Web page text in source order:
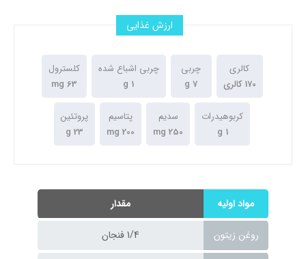
ارزش غذایی
کالری
170 کالری
چربی
7 g
چربی اشباع شده
1 g
کلسترول
63 mg
کربوهیدرات
1 g
سدیم
250 mg
پتاسیم
200 mg
پروتئین
23 g
مواد اولیه مقدار
روغن زیتون 1/4 فنجان